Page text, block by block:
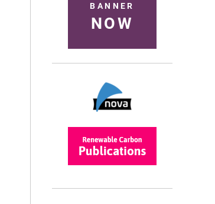
BANNER
NOW